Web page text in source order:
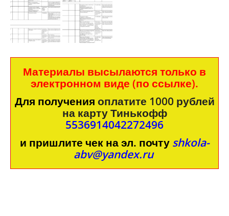
Материалы высылаются только в
электронном виде (по ссылке).
Для получения оплатите 1000 рублей
на карту Тинькофф​​
5536914042272496
и пришлите чек на эл. почту shkola-
abv@yandex.ru